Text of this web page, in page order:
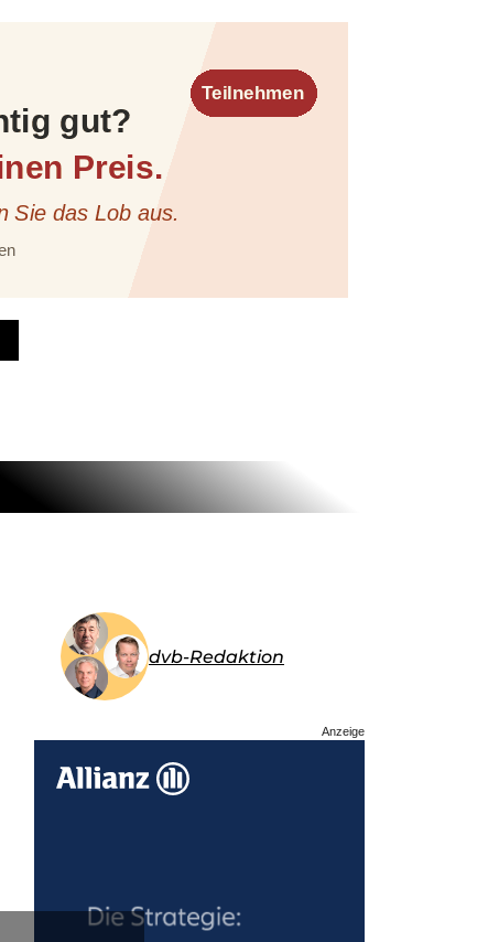
dvb-Redaktion
Anzeige